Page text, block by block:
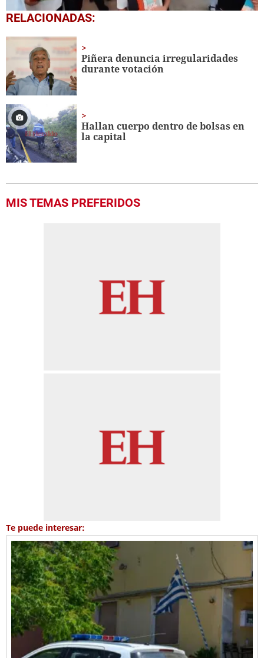
0
seconds
1
minute,
seconds
RELACIONADAS:
Piñera denuncia irregularidades
durante votación
Hallan cuerpo dentro de bolsas en
la capital
MIS TEMAS PREFERIDOS
Te puede interesar: